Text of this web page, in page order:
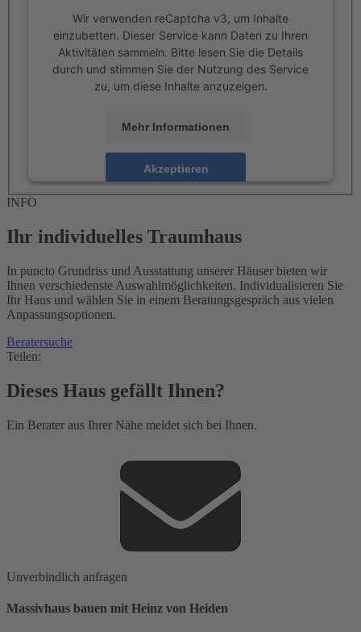
Wir verwenden reCaptcha v3, um Inhalte
einzubetten. Dieser Service kann Daten zu Ihren
Aktivitäten sammeln. Bitte lesen Sie die Details
durch und stimmen Sie der Nutzung des Service
zu, um diese Inhalte anzuzeigen.
Mehr Informationen
Akzeptieren
powered byUsercentrics Consent Management
INFO
Ihr individuelles Traumhaus
In puncto Grundriss und Ausstattung unserer Häuser bieten wir
Ihnen verschiedenste Auswahlmöglichkeiten. Individualisieren Sie
Ihr Haus und wählen Sie in einem Beratungsgespräch aus vielen
Anpassungsoptionen.
Beratersuche
Teilen:
Dieses Haus gefällt Ihnen?
Ein Berater aus Ihrer Nähe meldet sich bei Ihnen.
Unverbindlich anfragen
Massivhaus bauen mit Heinz von Heiden